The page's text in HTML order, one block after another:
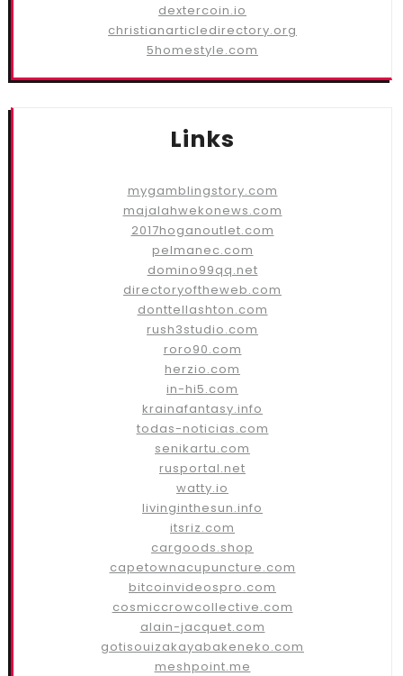
dextercoin.io
christianarticledirectory.org
5homestyle.com
Links
mygamblingstory.com
majalahwekonews.com
2017hoganoutlet.com
pelmanec.com
domino99qq.net
directoryoftheweb.com
donttellashton.com
rush3studio.com
roro90.com
herzio.com
in-hi5.com
krainafantasy.info
todas-noticias.com
senikartu.com
rusportal.net
watty.io
livinginthesun.info
itsriz.com
cargoods.shop
capetownacupuncture.com
bitcoinvideospro.com
cosmiccrowcollective.com
alain-jacquet.com
gotisouizakayabakeneko.com
meshpoint.me